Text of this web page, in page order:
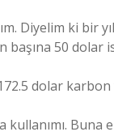
Diyelim ki bir
başına 50 dolar
dolar
kullanımı.